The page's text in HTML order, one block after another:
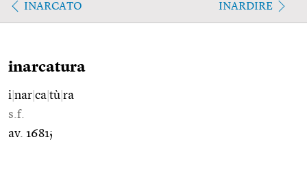
INARCATO INARDIRE
inarcatura
i nar ca tù ra
s.f.
av. 1681;